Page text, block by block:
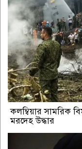
কলম্বিয়ার সামরিক
মরদেহ উদ্ধার